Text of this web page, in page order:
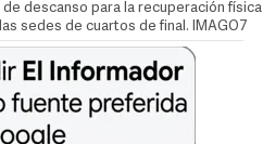
descanso para la recuperación física
sedes de cuartos de final. IMAGO7